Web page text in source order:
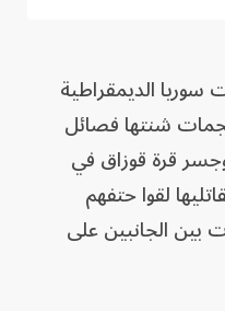
الديمقراطية
شنتها فصائل
قرة قوزاق في
إن 8 من مقاتليها لقوا حتفهم
بين الجانبين على